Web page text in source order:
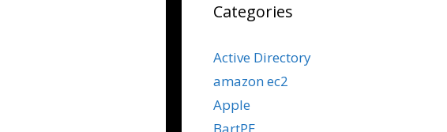
Categories
Active Directory
amazon ec2
Apple